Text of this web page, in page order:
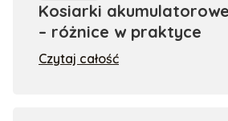
Kosiarki
– różnice w praktyce
Czytaj całość